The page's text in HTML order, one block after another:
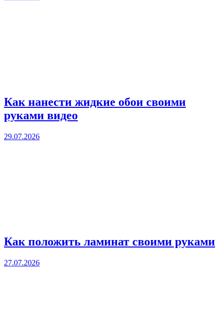
Как нанести жидкие обои своими
руками видео
29.07.2026
Как положить ламинат своими руками
27.07.2026